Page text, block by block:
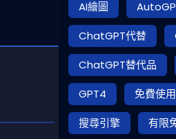
AI繪圖
ChatGPT代替
ChatGPT替代品
GPT4
免費使用
搜尋引擎
有限